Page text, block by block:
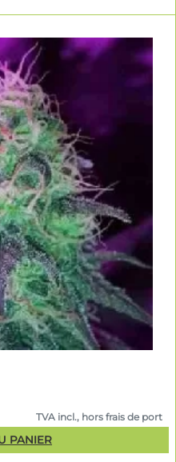
TVA incl., hors frais de port
PANIER